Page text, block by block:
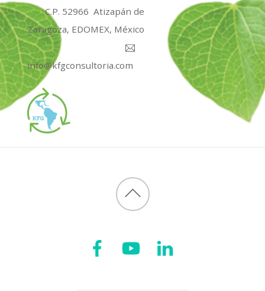
C.P. 52966 Atizapán de
Zaragoza, EDOMEX, México
info@kfgconsultoria.com
Back
top